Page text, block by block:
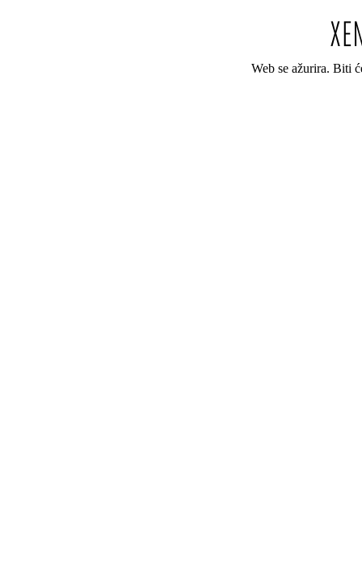
Web se ažurira. Biti